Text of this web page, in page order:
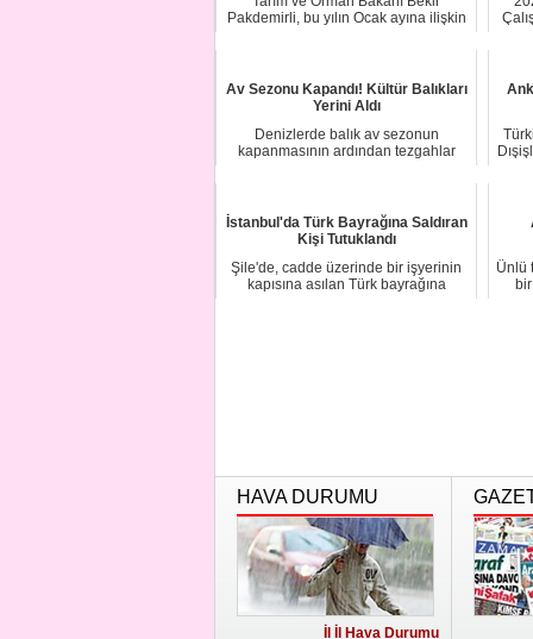
Pakdemirli, bu yılın Ocak ayına ilişkin
Av Sezonu Kapandı! Kültür Balıkları
Yerini Aldı
Denizlerde balık av sezonun
kapanmasının ardından tezgahlar
İstanbul'da Türk Bayrağına Saldıran
Kişi Tutuklandı
Şile'de, cadde üzerinde bir işyerinin
kapısına asılan Türk bayrağına
Ünlü
HAVA DURUMU
İl İl Hava Durumu